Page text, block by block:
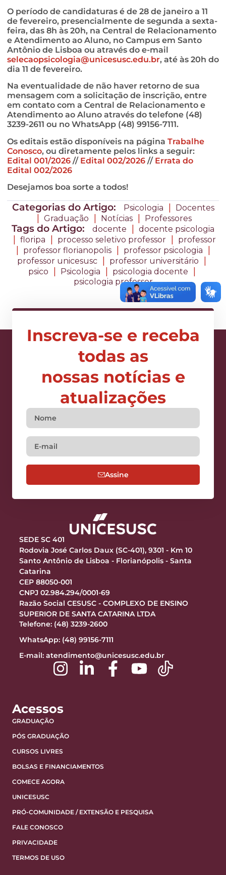
O período de candidaturas é de 28 de janeiro a 11
de fevereiro, presencialmente de segunda a sexta-
feira, das 8h às 20h, na Central de Relacionamento
e Atendimento ao Aluno, no Campus em Santo
Antônio de Lisboa ou através do e-mail
selecaopsicologia@unicesusc.edu.br, até às 20h do
dia 11 de fevereiro.
Na eventualidade de não haver retorno de sua
mensagem com a solicitação de inscrição, entre
em contato com a Central de Relacionamento e
Atendimento ao Aluno através do telefone (48)
3239-2611 ou no WhatsApp (48) 99156-7111.
Os editais estão disponíveis na página Trabalhe
Conosco, ou diretamente pelos links a seguir:
Edital 001/2026 // Edital 002/2026 // Errata do
Edital 002/2026
Desejamos boa sorte a todos!
Categorias do Artigo: Psicologia | Docentes
| Graduação | Notícias | Professores
Tags do Artigo: docente | docente psicologia
| floripa | processo seletivo professor | professor
| professor florianopolis | professor psicologia |
professor unicesusc | professor universitário |
psico | Psicologia | psicologia docente |
psicologia professor
Inscreva-se e receba
todas as
nossas notícias e
atualizações
Assine
SEDE SC 401
Rodovia José Carlos Daux (SC-401), 9301 - Km 10
Santo Antônio de Lisboa - Florianópolis - Santa
Catarina
CEP 88050-001
CNPJ 02.984.294/0001-69
Razão Social CESUSC - COMPLEXO DE ENSINO
SUPERIOR DE SANTA CATARINA LTDA
Telefone: (48) 3239-2600
WhatsApp: (48) 99156-7111
E-mail: atendimento@unicesusc.edu.br
Acessos
GRADUAÇÃO
PÓS GRADUAÇÃO
CURSOS LIVRES
BOLSAS E FINANCIAMENTOS
COMECE AGORA
UNICESUSC
PRÓ-COMUNIDADE / EXTENSÃO E PESQUISA
FALE CONOSCO
PRIVACIDADE
TERMOS DE USO